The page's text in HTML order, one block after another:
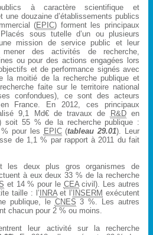
à caractère scientifique et
une douzaine d’établissements publics
(EPIC) forment les principaux
sous tutelle d’un ou plusieurs
mission de service public et leur
des activités de recherche,
ou pour des actions engagées lors
et de performance signés avec
la moitié de la recherche publique et
faite sur le territoire national
confondues), ce sont des acteurs
France. En 2012, ces principaux
9,1 Md€ de travaux de
R&Den
soit 55 % de la recherche publique :
pour les EPIC(tableau 29.01). Leur
de 1,1 % par rapport à 2011 du fait
les deux plus gros organismes de
à eux deux 33 % de la recherche
et 14 % pour le CEAcivil). Les autres
taille : l’ INRAet l’ INSERM exécutent
publique, le CNES 3 %. Les autres
chacun pour 2 % ou moins.
leur activité sur la recherche